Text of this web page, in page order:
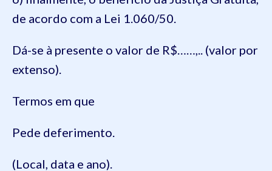
de acordo com a Lei 1.060/50.
Dá-se à presente o valor de R$……,.. (valor por
extenso).
Termos em que
Pede deferimento.
(Local, data e ano).